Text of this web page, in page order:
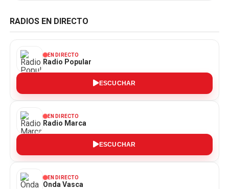
RADIOS EN DIRECTO
EN DIRECTO
Radio Popular
ESCUCHAR
EN DIRECTO
Radio Marca
ESCUCHAR
EN DIRECTO
Onda Vasca